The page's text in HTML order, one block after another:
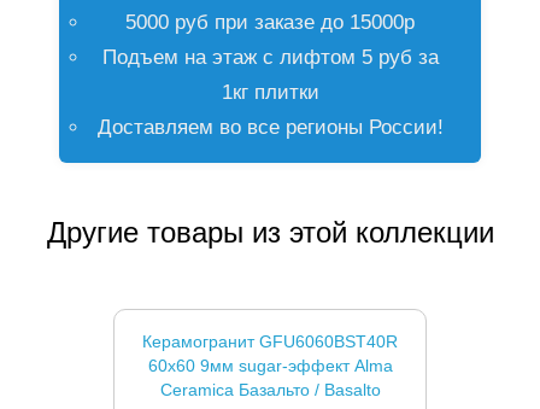
5000 руб при заказе до 15000р
Подъем на этаж с лифтом 5 руб за
1кг плитки
Доставляем во все регионы России!
Другие товары из этой коллекции
Керамогранит GFU6060BST40R
60x60 9мм sugar-эффект Alma
Ceramica Базальто / Basalto